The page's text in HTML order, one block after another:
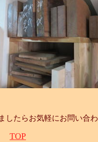
したらお気軽にお問い合
TOP